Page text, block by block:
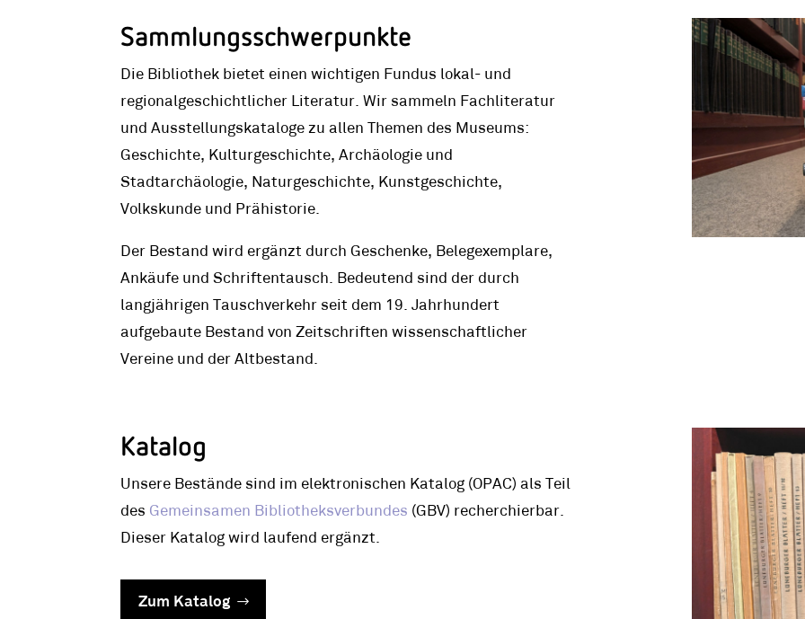
Sammlungsschwerpunkte
Die Bibliothek bietet einen wichtigen Fundus lokal- und
regionalgeschichtlicher Literatur. Wir sammeln Fachliteratur
und Ausstellungskataloge zu allen Themen des Museums:
Geschichte, Kulturgeschichte, Archäologie und
Stadtarchäologie, Naturgeschichte, Kunstgeschichte,
Volkskunde und Prähistorie.
Der Bestand wird ergänzt durch Geschenke, Belegexemplare,
Ankäufe und Schriftentausch. Bedeutend sind der durch
langjährigen Tauschverkehr seit dem 19. Jahrhundert
aufgebaute Bestand von Zeitschriften wissenschaftlicher
Vereine und der Altbestand.
Katalog
Unsere Bestände sind im elektronischen Katalog (OPAC) als Teil
des Gemeinsamen Bibliotheksverbundes (GBV) recherchierbar.
Dieser Katalog wird laufend ergänzt.
Zum Katalog